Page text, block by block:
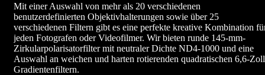
Mit einer Auswahl von mehr als 20 verschiedenen
benutzerdefinierten Objektivhalterungen sowie über 25
verschiedenen Filtern gibt es eine perfekte kreative Kombination
jeden Fotografen oder Videofilmer. Wir bieten runde 145-mm-
Zirkularpolarisatorfilter mit neutraler Dichte ND4-1000 und eine
Auswahl an weichen und harten rotierenden quadratischen 6,6-
Gradientenfiltern.